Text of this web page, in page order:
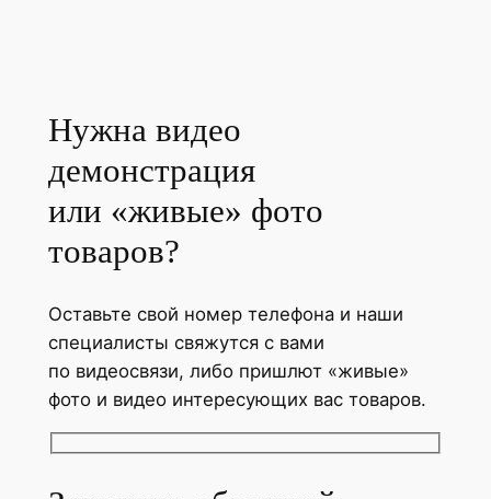
Нужна видео
демонстрация
или «живые» фото
товаров?
Оставьте свой номер телефона и наши
специалисты свяжутся с вами
по видеосвязи, либо пришлют «живые»
фото и видео интересующих вас товаров.